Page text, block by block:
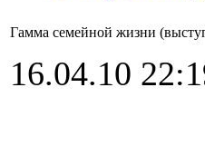
Гамма семейной жизни
16.04.10